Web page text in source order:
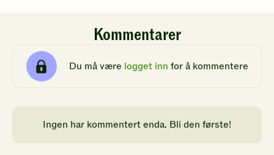
Kommentarer
Du må være logget inn for å kommentere
Ingen har kommentert enda. Bli den første!